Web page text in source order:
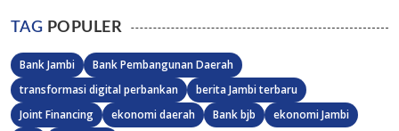
TAG POPULER
Bank Jambi
Bank Pembangunan Daerah
transformasi digital perbankan
berita Jambi terbaru
Joint Financing
ekonomi daerah Bank bjb
ekonomi Jambi